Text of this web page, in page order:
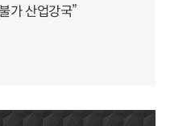
가 산업강국”